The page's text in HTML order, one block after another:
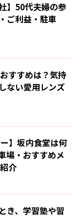
】50代夫婦の参
ご利益・駐車
すすめは？気持
ない愛用レンズ
】坂内食堂は何
場・おすすめメ
介
き、学習塾や習